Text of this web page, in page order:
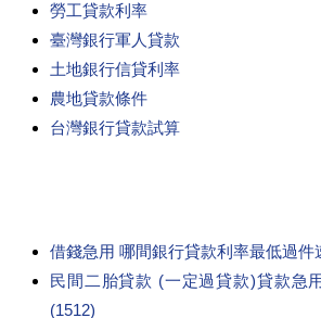
勞工貸款利率
臺灣銀行軍人貸款
土地銀行信貸利率
農地貸款條件
台灣銀行貸款試算
借錢急用 哪間銀行貸款利率最低過件
民間二胎貸款 (一定過貸款)貸款急
(1512)